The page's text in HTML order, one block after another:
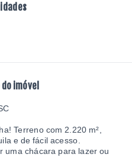
imóvel
Terreno com 2.220 m²,
e de fácil acesso.
uma chácara para lazer ou